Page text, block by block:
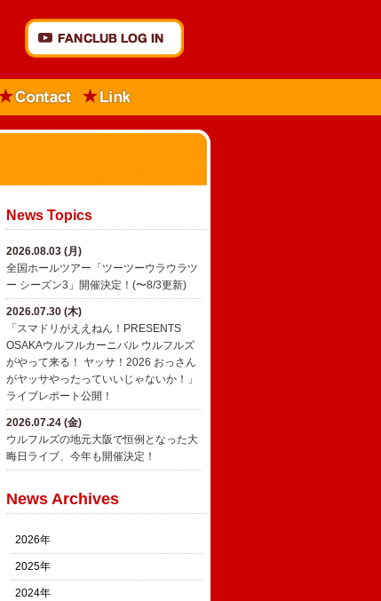
News Topics
2026.08.03 (月)
全国ホールツアー「ツーツーウラウラツ
ー シーズン3」開催決定！(〜8/3更新)
2026.07.30 (木)
「スマドリがええねん！PRESENTS
OSAKAウルフルカーニバル ウルフルズ
がやって来る！ ヤッサ！2026 おっさん
がヤッサやったっていいじゃないか！」
ライブレポート公開！
2026.07.24 (金)
ウルフルズの地元大阪で恒例となった大
晦日ライブ、今年も開催決定！
News Archives
2026年
2025年
2024年